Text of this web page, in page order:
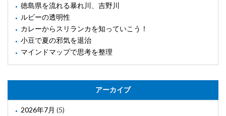
徳島県を流れる暴れ川、吉野川
ルビーの透明性
カレーからスリランカを知っていこう！
小豆で夏の邪気を退治
マインドマップで思考を整理
アーカイブ
2026年7月 (5)